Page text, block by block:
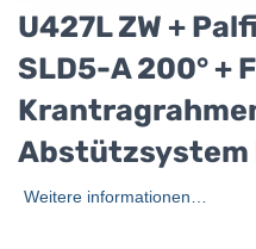
U427L ZW +
SLD5-A 200° +
Abstützsystem
Weitere informationen…